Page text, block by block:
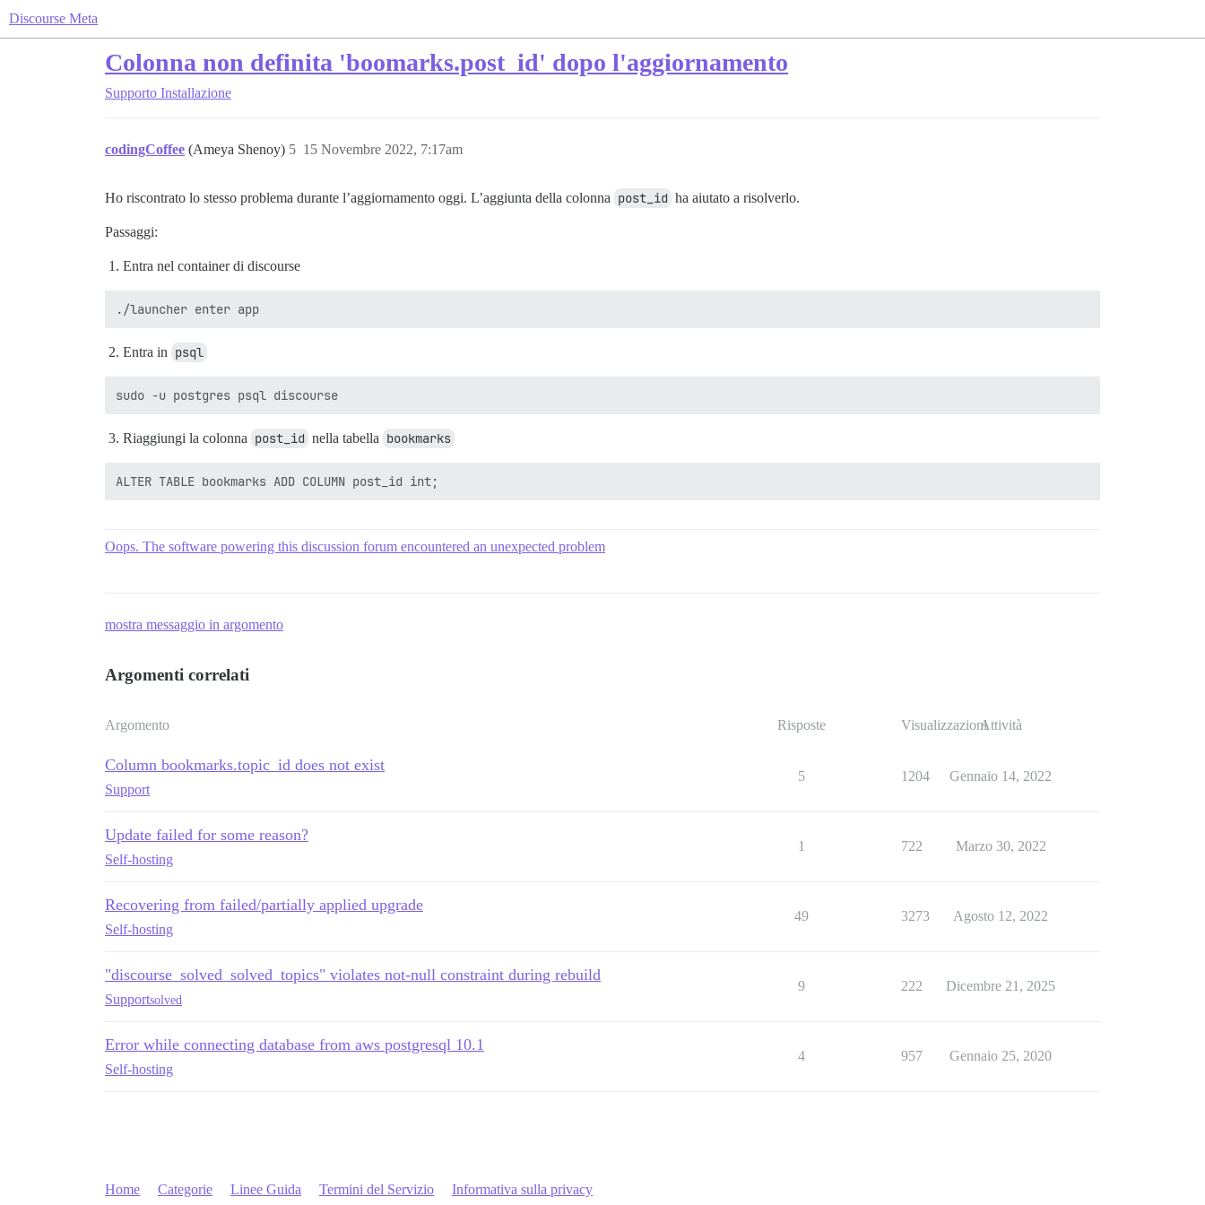
Discourse Meta
Colonna non definita 'boomarks.post_id' dopo l'aggiornamento
Supporto Installazione
codingCoffee (Ameya Shenoy) 15 Novembre 2022, 7:17am
5
Ho riscontrato lo stesso problema durante l’aggiornamento oggi. L’aggiunta della colonna post_id ha aiutato a risolverlo.
Passaggi:
Entra nel container di discourse
Entra in psql
Riaggiungi la colonna post_id nella tabella bookmarks
Oops. The software powering this discussion forum encountered an unexpected problem
mostra messaggio in argomento
Argomenti correlati
Argomento Risposte VisualizzazioniAttività
Column bookmarks.topic_id does not exist
Support
5 1204 Gennaio 14, 2022
Update failed for some reason?
Self-hosting
1 722 Marzo 30, 2022
Recovering from failed/partially applied upgrade
Self-hosting
49 3273 Agosto 12, 2022
"discourse_solved_solved_topics" violates not-null constraint during rebuild
Supportsolved
9 222 Dicembre 21, 2025
Error while connecting database from aws postgresql 10.1
Self-hosting
4 957 Gennaio 25, 2020
Home Categorie Linee Guida Termini del Servizio Informativa sulla privacy